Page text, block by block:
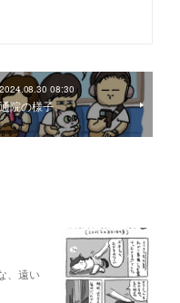
2024.08.30 08:30
通院の様子。
、遠い